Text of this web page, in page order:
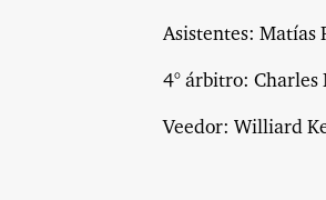
Asistentes: Matías
4° árbitro: Charles
Veedor: Williard